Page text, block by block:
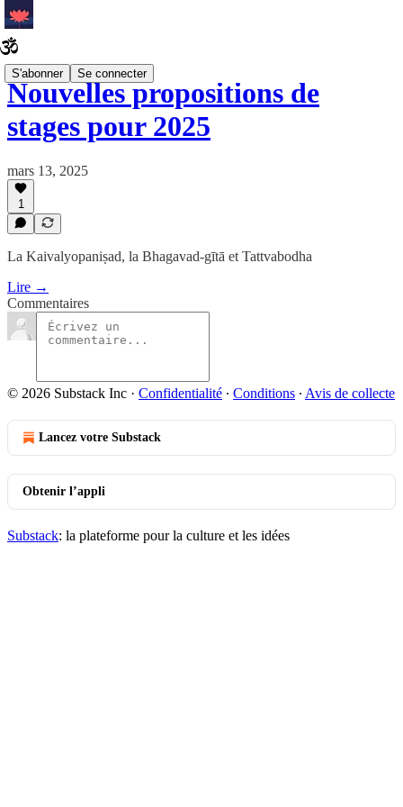
S'abonner Se connecter
Nouvelles propositions de
stages pour 2025
mars 13, 2025
1
La Kaivalyopaniṣad, la Bhagavad-gītā et Tattvabodha
Lire →
Commentaires
© 2026 Substack Inc · Confidentialité ∙ Conditions ∙ Avis de collecte
Lancez votre Substack
Obtenir l’appli
Substack: la plateforme pour la culture et les idées